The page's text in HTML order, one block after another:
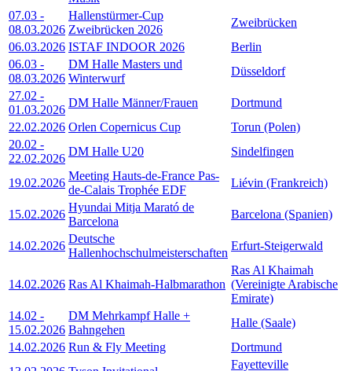
07.03 -
08.03.2026
Hallenstürmer-Cup
Zweibrücken 2026
Zweibrücken
06.03.2026 ISTAF INDOOR 2026
Berlin
06.03 -
08.03.2026
DM Halle Masters und
Winterwurf
Düsseldorf
27.02 -
01.03.2026
DM Halle Männer/Frauen
Dortmund
22.02.2026 Orlen Copernicus Cup
Torun (Polen)
20.02 -
22.02.2026
DM Halle U20 Sindelfingen
19.02.2026
Meeting Hauts-de-France Pas-
de-Calais Trophée EDF
Liévin (Frankreich)
15.02.2026
Hyundai Mitja Marató de
Barcelona
Barcelona (Spanien)
14.02.2026
Deutsche
Hallenhochschulmeisterschaften
Erfurt-Steigerwald
14.02.2026 Ras Al Khaimah-Halbmarathon
Ras Al Khaimah
(Vereinigte Arabische
Emirate)
14.02 -
15.02.2026
DM Mehrkampf Halle +
Bahngehen
Halle (Saale)
14.02.2026 Run & Fly Meeting
Dortmund
Fayetteville